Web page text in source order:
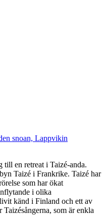
snoan, Lappvikin
till en retreat i Taizé-anda.
Taizé i Frankrike. Taizé har
som har ökat
i olika
känd i Finland och ett av
Taizésångerna, som är enkla